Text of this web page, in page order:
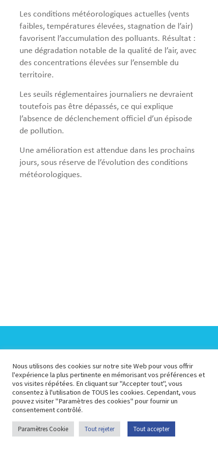
Les conditions météorologiques actuelles (vents
faibles, températures élevées, stagnation de l’air)
favorisent l’accumulation des polluants. Résultat :
une dégradation notable de la qualité de l’air, avec
des concentrations élevées sur l’ensemble du
territoire.
Les seuils réglementaires journaliers ne devraient
toutefois pas être dépassés, ce qui explique
l’absence de déclenchement officiel d’un épisode
de pollution.
Une amélioration est attendue dans les prochains
jours, sous réserve de l’évolution des conditions
météorologiques.
Espace Presse
Espace Pédagogique Espace Membre
Plan du site
Portail
opendata
Contactez-nous
Nous utilisons des cookies sur notre site Web pour vous offrir
l'expérience la plus pertinente en mémorisant vos préférences et
vos visites répétées. En cliquant sur "Accepter tout", vous
consentez à l'utilisation de TOUS les cookies. Cependant, vous
pouvez visiter "Paramètres des cookies" pour fournir un
consentement contrôlé.
Paramètres Cookie Tout rejeter Tout accepter